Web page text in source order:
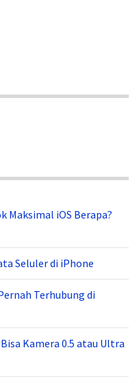
Maksimal iOS Berapa?
Seluler di iPhone
Terhubung di
Bisa Kamera 0.5 atau Ultra